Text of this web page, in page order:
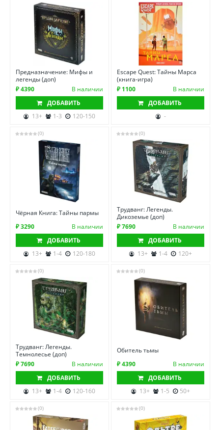
Предназначение: Мифы и
легенды (доп)
₽ 4390
В наличии
ДОБАВИТЬ
13+
1-3 120-150
Escape Quest: Тайны Марса
(книга-игра)
₽ 1100
В наличии
ДОБАВИТЬ
-
(0)
Чёрная Книга: Тайны пармы
₽ 3290
В наличии
ДОБАВИТЬ
13+
1-4 120-180
(0)
Трудванг: Легенды.
Дикоземье (доп)
₽ 7690
В наличии
ДОБАВИТЬ
13+
1-4 120+
(0)
Трудванг: Легенды.
Темнолесье (доп)
₽ 7690
В наличии
ДОБАВИТЬ
13+
1-4 120-160
(0)
Обитель тьмы
₽ 4390
В наличии
ДОБАВИТЬ
13+
1-5 50+
(0) (0)